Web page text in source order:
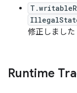
修正しました
Runtime